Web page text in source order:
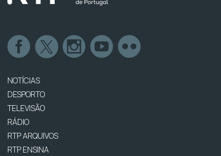
NOTÍCIAS
DESPORTO
TELEVISÃO
RÁDIO
RTP ARQUIVOS
RTP ENSINA